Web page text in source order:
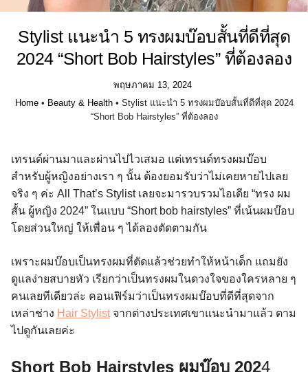
Stylist แนะนำ 5 ทรงผมบ๊อบสั้นที่ดีที่สุด
2024 “Short Bob Hairstyles” ที่ต้องลอง
พฤษภาคม 13, 2024
Home• Beauty & Health• Stylist แนะนำ 5 ทรงผมบ๊อบสั้นที่ดีที่สุด 2024
“Short Bob Hairstyles” ที่ต้องลอง
เทรนด์ผ่านมาและผ่านไปไวเสมอ แต่เทรนด์ทรงผมบ๊อบ
สำหรับผู้หญิงอย่างเรา ๆ นั้น ต้องยอมรับว่าไม่เคยหายไปเลย
จริง ๆ ค่ะ All That’s Stylist เลยจะมารวบรวมไอเดีย “ทรง ผม
สั้น ผู้หญิง 2024” ในแบบ “Short bob hairstyles” ที่เน้นผมบ๊อบ
โดยส่วนใหญ่ ให้เพื่อน ๆ ได้ลองตัดตามกัน
เพราะผมบ๊อบเป็นทรงผมที่ตัดแล้วช่วยทำให้หน้าเด็ก แถมยัง
ดูแลง่ายสบายหัว เรียกว่าเป็นทรงผมในดวงใจของใครหลาย ๆ
คนเลยทีเดียวล่ะ คอนเฟิร์มว่าเป็นทรงผมบ๊อบที่ดีที่สุดจาก
เหล่าช่าง Hair Stylistจากต่างประเทศเขาแนะนำมาแล้ว ตาม
ไปดูกันเลยค่ะ
Short Bob Hairstyles ผมบ๊อบ 2024